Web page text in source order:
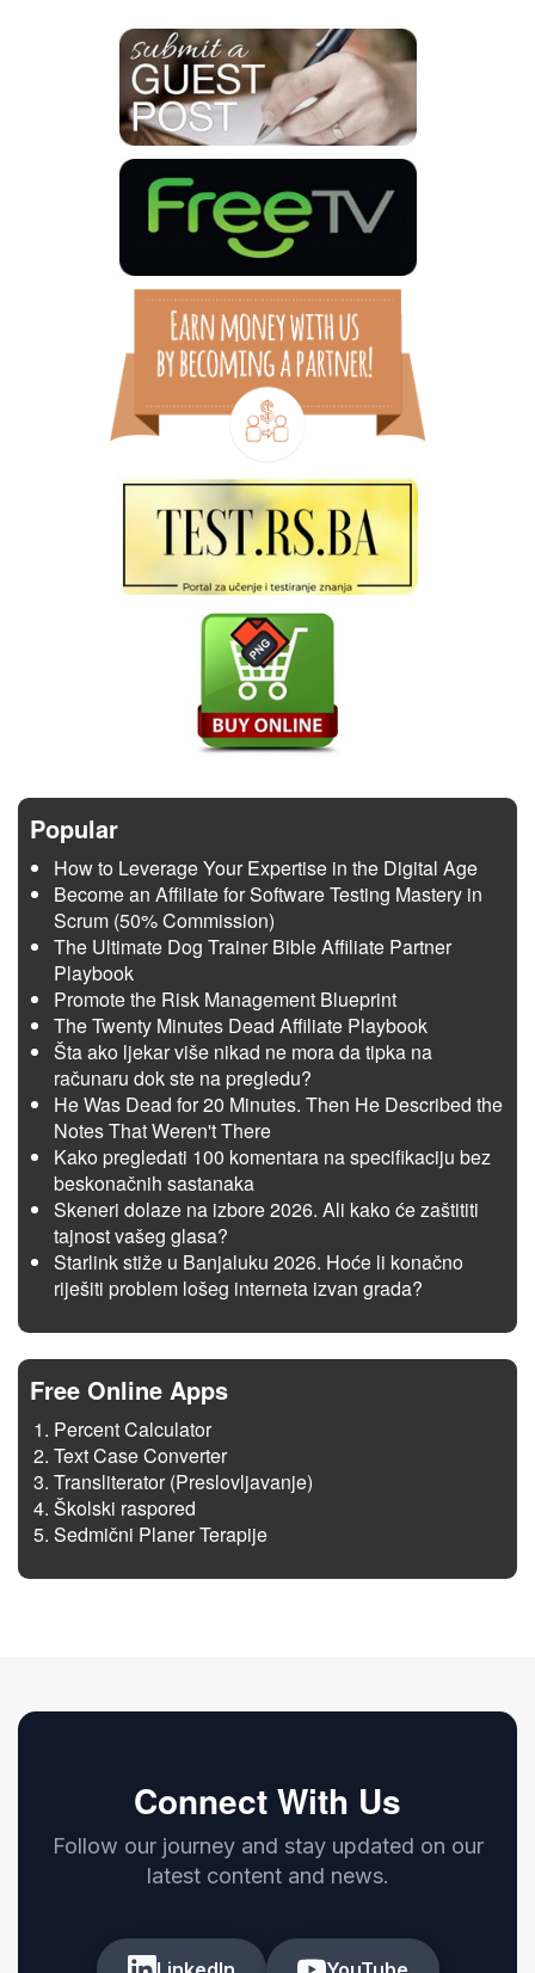
Popular
How to Leverage Your Expertise in the Digital Age
Become an Affiliate for Software Testing Mastery in
Scrum (50% Commission)
The Ultimate Dog Trainer Bible Affiliate Partner
Playbook
Promote the Risk Management Blueprint
The Twenty Minutes Dead Affiliate Playbook
Šta ako ljekar više nikad ne mora da tipka na
računaru dok ste na pregledu?
He Was Dead for 20 Minutes. Then He Described the
Notes That Weren't There
Kako pregledati 100 komentara na specifikaciju bez
beskonačnih sastanaka
Skeneri dolaze na izbore 2026. Ali kako će zaštititi
tajnost vašeg glasa?
Starlink stiže u Banjaluku 2026. Hoće li konačno
riješiti problem lošeg interneta izvan grada?
Free Online Apps
Percent Calculator
Text Case Converter
Transliterator (Preslovljavanje)
Školski raspored
Sedmični Planer Terapije
Connect With Us
Follow our journey and stay updated on our
latest content and news.